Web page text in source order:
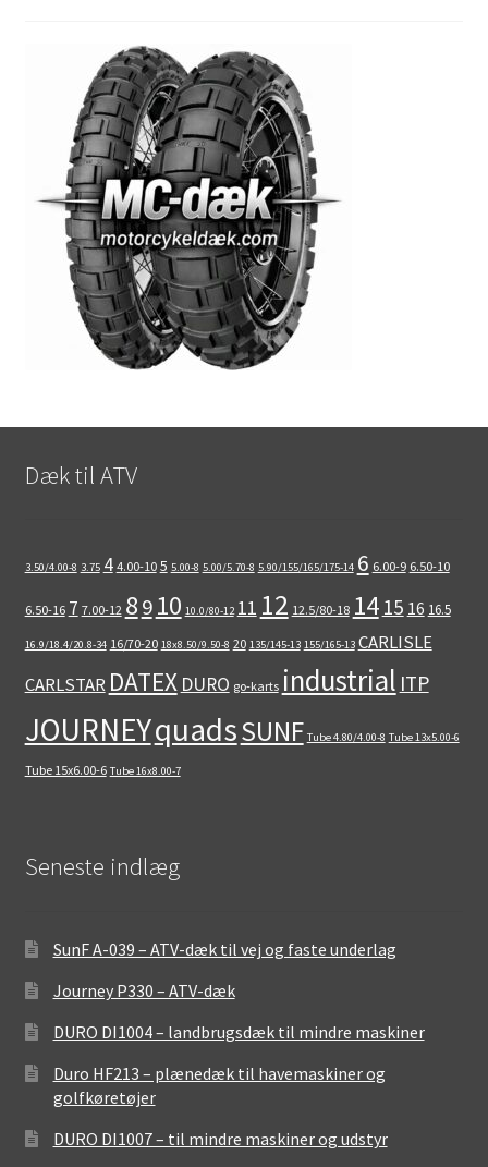
Dæk til ATV
3.50/4.00-8 3.75 4 4.00-10 5 5.00-8 5.00/5.70-8 5.90/155/165/175-14 6 6.00-9 6.50-10
6.50-16 7 7.00-12 89 10 10.0/80-12 11 12 12.5/80-18 14 15 16 16.5
16.9/18.4/20.8-34 16/70-20 18x8.50/9.50-8 20 135/145-13 155/165-13 CARLISLE
CARLSTAR DATEX DURO go-karts industrial ITP
JOURNEYquadsSUNF Tube 4.80/4.00-8 Tube 13x5.00-6
Tube 15x6.00-6 Tube 16x8.00-7
Seneste indlæg
SunF A-039 – ATV-dæk til vej og faste underlag
Journey P330 – ATV-dæk
DURO DI1004 – landbrugsdæk til mindre maskiner
Duro HF213 – plænedæk til havemaskiner og
golfkøretøjer
DURO DI1007 – til mindre maskiner og udstyr